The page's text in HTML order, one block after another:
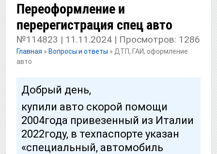
Переоформление и
перерегистрация спец авто
№114823 | 11.11.2024 | Просмотров: 1286
Главная » Вопросы и ответы » ДТП, ГАИ, оформление
авто
Добрый день,
купили авто скорой помощи
2004года привезенный из Италии
2022году, в техпаспорте указан
«специальный, автомобиль